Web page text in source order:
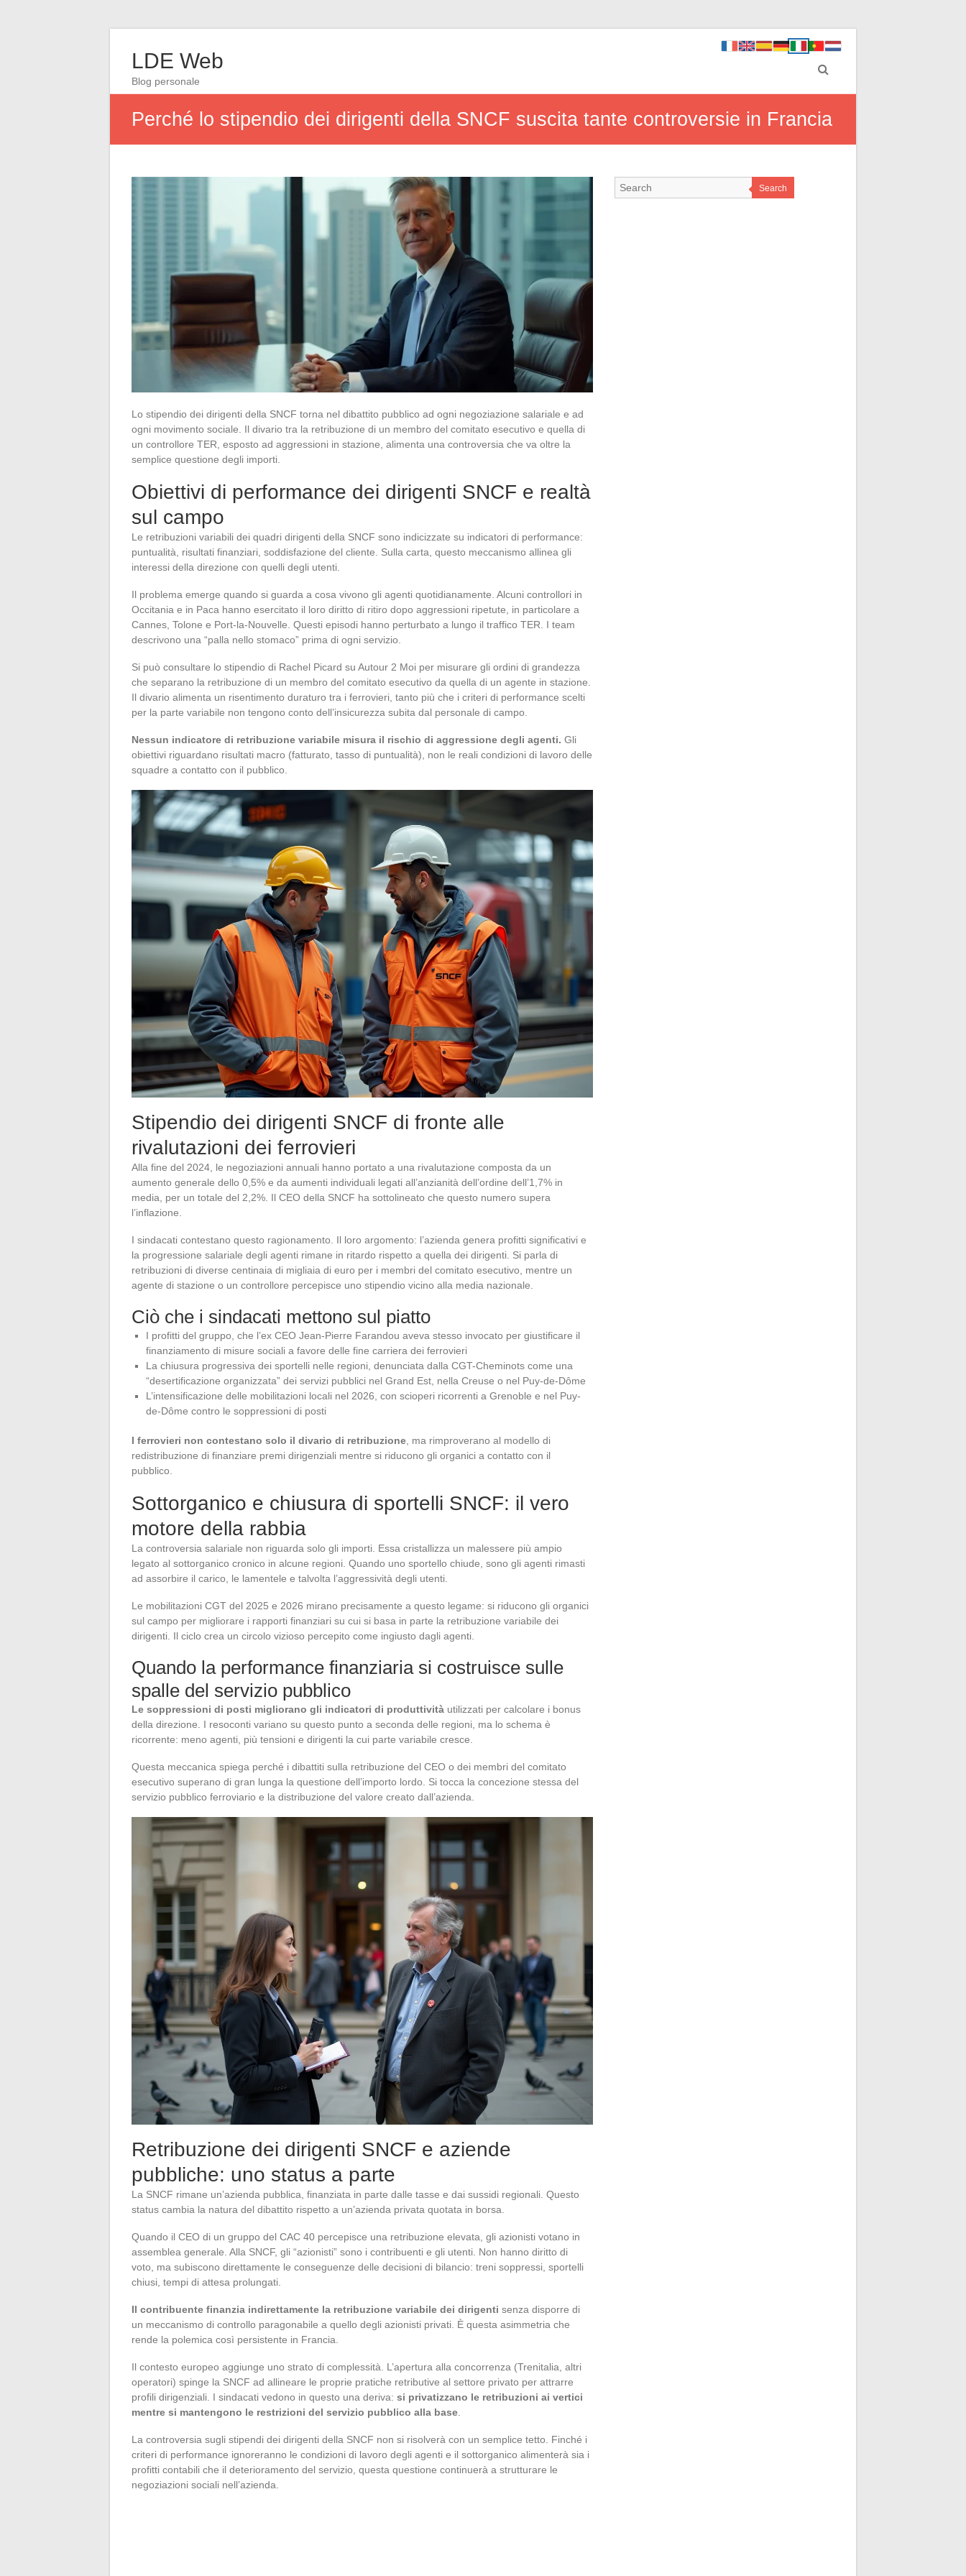
LDE Web
Blog personale
Perché lo stipendio dei dirigenti della SNCF suscita tante controversie in Francia
Lo stipendio dei dirigenti della SNCF torna nel dibattito pubblico ad ogni negoziazione salariale e ad
ogni movimento sociale. Il divario tra la retribuzione di un membro del comitato esecutivo e quella di
un controllore TER, esposto ad aggressioni in stazione, alimenta una controversia che va oltre la
semplice questione degli importi.
Obiettivi di performance dei dirigenti SNCF e realtà
sul campo
Le retribuzioni variabili dei quadri dirigenti della SNCF sono indicizzate su indicatori di performance:
puntualità, risultati finanziari, soddisfazione del cliente. Sulla carta, questo meccanismo allinea gli
interessi della direzione con quelli degli utenti.
Il problema emerge quando si guarda a cosa vivono gli agenti quotidianamente. Alcuni controllori in
Occitania e in Paca hanno esercitato il loro diritto di ritiro dopo aggressioni ripetute, in particolare a
Cannes, Tolone e Port-la-Nouvelle. Questi episodi hanno perturbato a lungo il traffico TER. I team
descrivono una “palla nello stomaco” prima di ogni servizio.
Si può consultare lo stipendio di Rachel Picard su Autour 2 Moi per misurare gli ordini di grandezza
che separano la retribuzione di un membro del comitato esecutivo da quella di un agente in stazione.
Il divario alimenta un risentimento duraturo tra i ferrovieri, tanto più che i criteri di performance scelti
per la parte variabile non tengono conto dell’insicurezza subita dal personale di campo.
Nessun indicatore di retribuzione variabile misura il rischio di aggressione degli agenti. Gli
obiettivi riguardano risultati macro (fatturato, tasso di puntualità), non le reali condizioni di lavoro delle
squadre a contatto con il pubblico.
Stipendio dei dirigenti SNCF di fronte alle
rivalutazioni dei ferrovieri
Alla fine del 2024, le negoziazioni annuali hanno portato a una rivalutazione composta da un
aumento generale dello 0,5% e da aumenti individuali legati all’anzianità dell’ordine dell’1,7% in
media, per un totale del 2,2%. Il CEO della SNCF ha sottolineato che questo numero supera
l’inflazione.
I sindacati contestano questo ragionamento. Il loro argomento: l’azienda genera profitti significativi e
la progressione salariale degli agenti rimane in ritardo rispetto a quella dei dirigenti. Si parla di
retribuzioni di diverse centinaia di migliaia di euro per i membri del comitato esecutivo, mentre un
agente di stazione o un controllore percepisce uno stipendio vicino alla media nazionale.
Ciò che i sindacati mettono sul piatto
I profitti del gruppo, che l’ex CEO Jean-Pierre Farandou aveva stesso invocato per giustificare il
finanziamento di misure sociali a favore delle fine carriera dei ferrovieri
La chiusura progressiva dei sportelli nelle regioni, denunciata dalla CGT-Cheminots come una
“desertificazione organizzata” dei servizi pubblici nel Grand Est, nella Creuse o nel Puy-de-Dôme
L’intensificazione delle mobilitazioni locali nel 2026, con scioperi ricorrenti a Grenoble e nel Puy-
de-Dôme contro le soppressioni di posti
I ferrovieri non contestano solo il divario di retribuzione , ma rimproverano al modello di
redistribuzione di finanziare premi dirigenziali mentre si riducono gli organici a contatto con il
pubblico.
Sottorganico e chiusura di sportelli SNCF: il vero
motore della rabbia
La controversia salariale non riguarda solo gli importi. Essa cristallizza un malessere più ampio
legato al sottorganico cronico in alcune regioni. Quando uno sportello chiude, sono gli agenti rimasti
ad assorbire il carico, le lamentele e talvolta l’aggressività degli utenti.
Le mobilitazioni CGT del 2025 e 2026 mirano precisamente a questo legame: si riducono gli organici
sul campo per migliorare i rapporti finanziari su cui si basa in parte la retribuzione variabile dei
dirigenti. Il ciclo crea un circolo vizioso percepito come ingiusto dagli agenti.
Quando la performance finanziaria si costruisce sulle
spalle del servizio pubblico
Le soppressioni di posti migliorano gli indicatori di produttività utilizzati per calcolare i bonus
della direzione. I resoconti variano su questo punto a seconda delle regioni, ma lo schema è
ricorrente: meno agenti, più tensioni e dirigenti la cui parte variabile cresce.
Questa meccanica spiega perché i dibattiti sulla retribuzione del CEO o dei membri del comitato
esecutivo superano di gran lunga la questione dell’importo lordo. Si tocca la concezione stessa del
servizio pubblico ferroviario e la distribuzione del valore creato dall’azienda.
Retribuzione dei dirigenti SNCF e aziende
pubbliche: uno status a parte
La SNCF rimane un’azienda pubblica, finanziata in parte dalle tasse e dai sussidi regionali. Questo
status cambia la natura del dibattito rispetto a un’azienda privata quotata in borsa.
Quando il CEO di un gruppo del CAC 40 percepisce una retribuzione elevata, gli azionisti votano in
assemblea generale. Alla SNCF, gli “azionisti” sono i contribuenti e gli utenti. Non hanno diritto di
voto, ma subiscono direttamente le conseguenze delle decisioni di bilancio: treni soppressi, sportelli
chiusi, tempi di attesa prolungati.
Il contribuente finanzia indirettamente la retribuzione variabile dei dirigenti senza disporre di
un meccanismo di controllo paragonabile a quello degli azionisti privati. È questa asimmetria che
rende la polemica così persistente in Francia.
Il contesto europeo aggiunge uno strato di complessità. L’apertura alla concorrenza (Trenitalia, altri
operatori) spinge la SNCF ad allineare le proprie pratiche retributive al settore privato per attrarre
profili dirigenziali. I sindacati vedono in questo una deriva: si privatizzano le retribuzioni ai vertici
mentre si mantengono le restrizioni del servizio pubblico alla base
La controversia sugli stipendi dei dirigenti della SNCF non si risolverà con un semplice tetto. Finché i
criteri di performance ignoreranno le condizioni di lavoro degli agenti e il sottorganico alimenterà sia i
profitti contabili che il deterioramento del servizio, questa questione continuerà a strutturare le
negoziazioni sociali nell’azienda.
Search